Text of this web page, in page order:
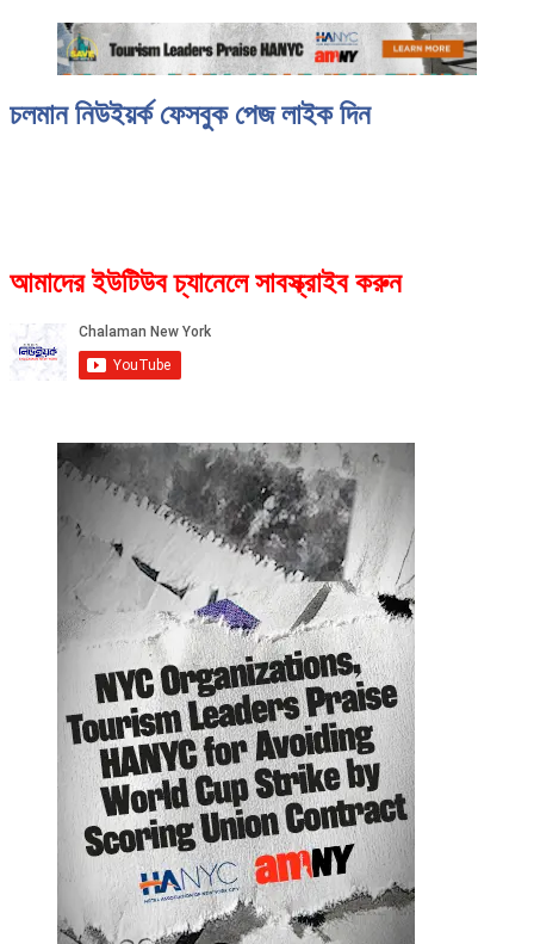
চলমান নিউইয়র্ক ফেসবুক পেজ লাইক দিন
আমাদের ইউটিউব চ্যানেলে সাবস্ক্রাইব করুন